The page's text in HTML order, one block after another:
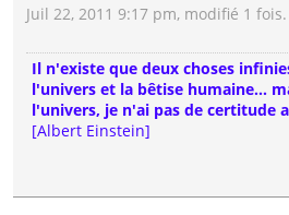
Juil 22, 2011 9:17 pm, modifié 1 fois.
Il n'existe que deux choses
l'univers et la bêtise humaine...
l'univers, je n'ai pas de certitude
[Albert Einstein]